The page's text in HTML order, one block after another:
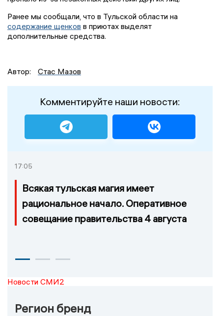
Ранее мы сообщали, что в Тульской области на
содержание щенков в приютах выделят
дополнительные средства.
Автор: Стас Мазов
Комментируйте наши новости:
17:05
Всякая тульская магия имеет
рациональное начало. Оперативное
совещание правительства 4 августа
Новости СМИ2
Регион бренд